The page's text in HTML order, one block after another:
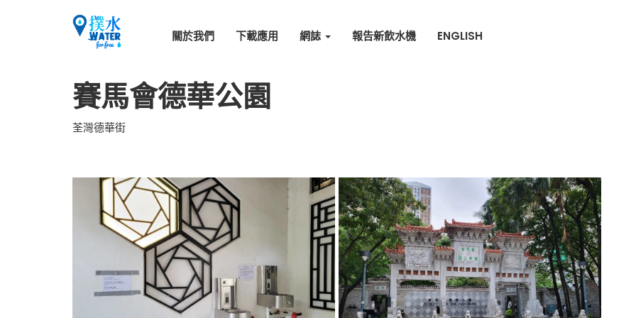
關於我們 下載應用 網誌 報告新飲水機 ENGLISH
賽馬會德華公園
荃灣德華街